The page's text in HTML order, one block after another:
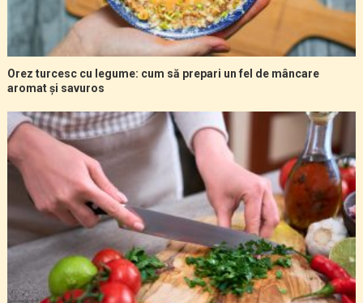
Orez turcesc cu legume: cum să prepari un fel de mâncare
aromat și savuros